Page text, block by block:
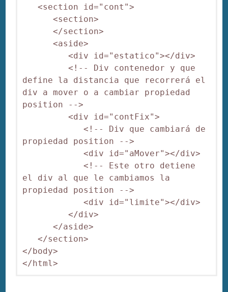
<section id="cont">
<section>
</section>
<aside>
<div id="estatico"></div>
<!-- Div contenedor y que
define la distancia que recorrerá el
div a mover o a cambiar propiedad
position -->
<div id="contFix">
<!-- Div que cambiará de
propiedad position -->
<div id="aMover"></div>
<!-- Este otro detiene
el div al que le cambiamos la
propiedad position -->
<div id="limite"></div>
</div>
</aside>
</section>
</body>